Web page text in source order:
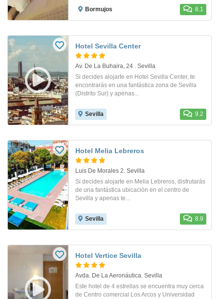
Bormujos 8.1
Hotel Sevilla Center
Av. De La Buhaira, 24 . Sevilla
Si decides alojarte en Hotel Sevilla Center, te
encontrarás en una fantástica zona de Sevilla
(Distrito Sur) y apenas...
Sevilla 9.2
Hotel Melia Lebreros
Luis De Morales 2. Sevilla
Si decides alojarte en Melia Lebreros, disfrutarás
de una fantástica ubicación en el centro de
Sevilla y apenas te...
Sevilla 8.9
Hotel Vertice Sevilla
Avda. De La Aeronáutica. Sevilla
Este hotel de 4 estrellas se encuentra muy cerca
de Centro comercial Los Arcos y Universidad